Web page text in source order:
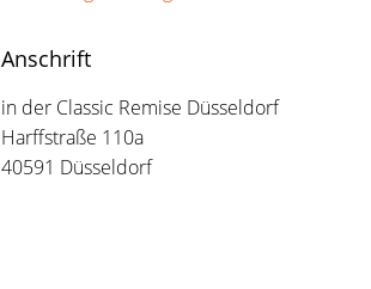
Anschrift
in der Classic Remise Düsseldorf
Harffstraße 110a
40591 Düsseldorf